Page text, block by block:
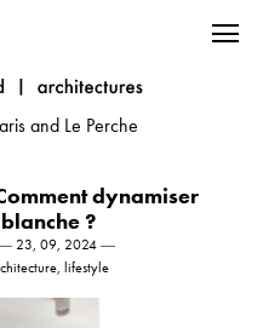
and Le Perche
dynamiser
?
― 23, 09, 2024 ―
lifestyle